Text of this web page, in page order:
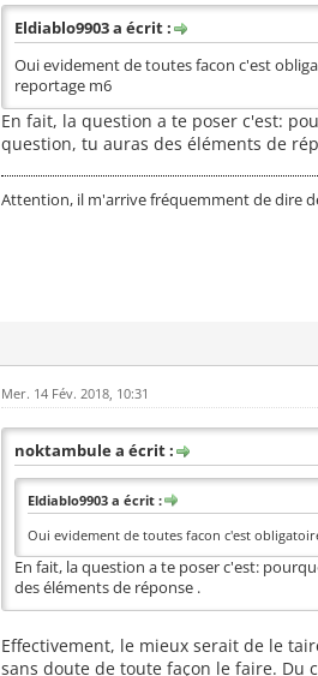
Eldiablo9903 a écrit :
Oui evidement de toutes facon c'est
reportage m6
En fait, la question a te poser c'est:
question, tu auras des éléments de
Attention, il m'arrive fréquemment de dire
Mer. 14 Fév. 2018, 10:31
noktambule a écrit :
Eldiablo9903 a écrit :
Oui evidement de toutes facon c'est
En fait, la question a te poser c'est:
des éléments de réponse .
Effectivement, le mieux serait de le
sans doute de toute façon le faire. Du